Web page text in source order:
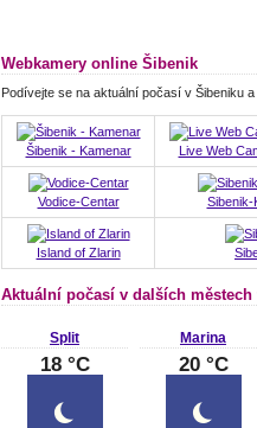
Webkamery online Šibenik
Podívejte se na aktuální počasí v Šibeniku
Šibenik - Kamenar Live Web
Vodice-Centar Sibenik-
Island of Zlarin
Aktuální počasí v dalších městech
Split
18 °C
Marina
20 °C